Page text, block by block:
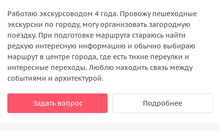
Работаю экскурсоводом 4 года. Провожу пешеходные
экскурсии по городу, могу организовать загородную
поездку. При подготовке маршрута стараюсь найти
редкую интересную информацию и обычно выбираю
маршрут в центре города, где есть тихие переулки и
интересные переходы. Люблю находить связь между
событиями и архитектурой.
Задать вопрос Подробнее